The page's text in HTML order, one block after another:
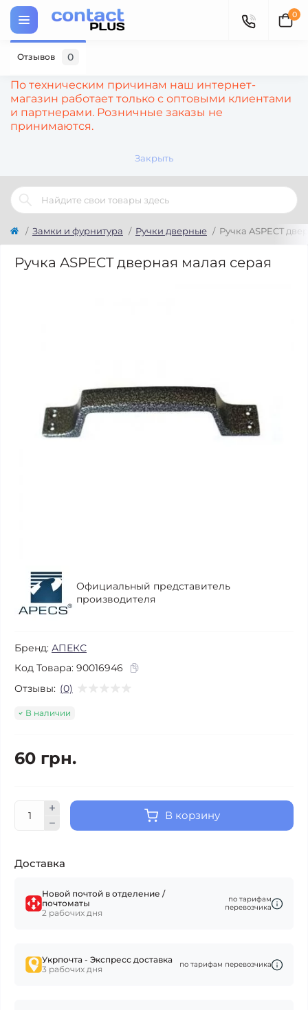
По техническим причинам наш интернет-
магазин работает только с оптовыми клиентами
и партнерами. Розничные заказы не
принимаются.
Закрыть
0
Замки и фурнитура Ручки дверные Ручка ASPECT
Ручка ASPECT дверная малая серая
Официальный представитель
производителя
Бренд: АПЕКС
Код Товара: 90016946
Отзывы: (0)
В наличии
60 грн.
В корзину
Доставка
Новой почтой в отделение /
почтоматы
2 рабочих дня
по тарифам
перевозчика
Укрпочта - Экспресс доставка
3 рабочих дня
по тарифам перевозчика
Отзывов 0